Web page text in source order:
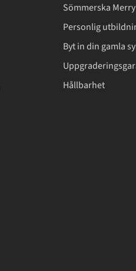
Sömmerska
Personlig
Byt in din gamla
Hållbarhet